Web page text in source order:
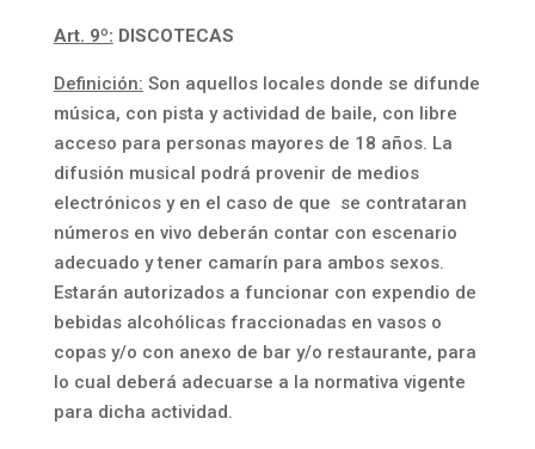
Art. 9º: DISCOTECAS
Definición: Son aquellos locales donde se difunde
música, con pista y actividad de baile, con libre
acceso para personas mayores de 18 años. La
difusión musical podrá provenir de medios
electrónicos y en el caso de que se contrataran
números en vivo deberán contar con escenario
adecuado y tener camarín para ambos sexos.
Estarán autorizados a funcionar con expendio de
bebidas alcohólicas fraccionadas en vasos o
copas y/o con anexo de bar y/o restaurante, para
lo cual deberá adecuarse a la normativa vigente
para dicha actividad.